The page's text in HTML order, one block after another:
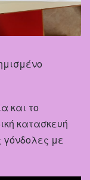
και το
κατασκευή
γόνδολες με